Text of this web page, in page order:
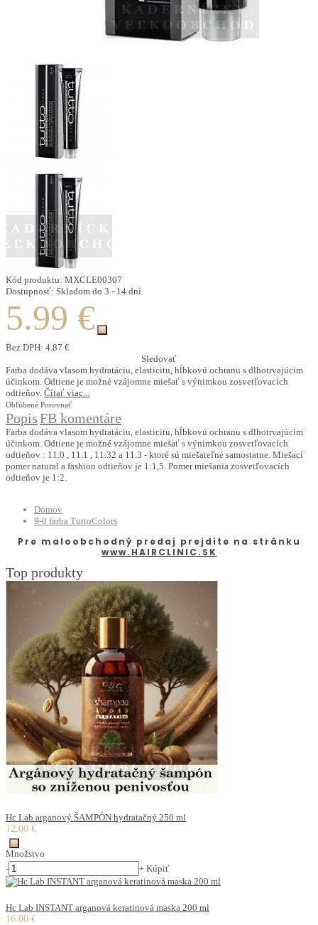
Kód produktu: MXCLE00307
Dostupnosť: Skladom do 3 - 14 dní
5.99 €
Bez DPH: 4.87 €
Sledovať
Farba dodáva vlasom hydratáciu, elasticitu, hĺbkovú ochranu s dlhotrvajúcim
účinkom. Odtiene je možné vzájomne miešať s výnimkou zosvetľovacích
odtieňov. Čítať viac...
Obľúbené Porovnať
PopisFB komentáre
Farba dodáva vlasom hydratáciu, elasticitu, hĺbkovú ochranu s dlhotrvajúcim
účinkom. Odtiene je možné vzájomne miešať s výnimkou zosvetľovacích
odtieňov : 11.0 , 11.1 , 11.32 a 11.3 - ktoré sú miešateľné samostatne. Miešací
pomer natural a fashion odtieňov je 1:1,5. Pomer miešania zosvetľovacích
odtieňov je 1:2.
Domov
9-0 farba TuttoColors
Pre maloobchodný predaj prejdite na stránku
www.HAIRCLINIC.SK
Top produkty
Hc Lab arganový ŠAMPÓN hydratačný 250 ml
12.00 €
Množstvo
-
+ Kúpiť
Hc Lab INSTANT arganová keratinová maska 200 ml
16.00 €